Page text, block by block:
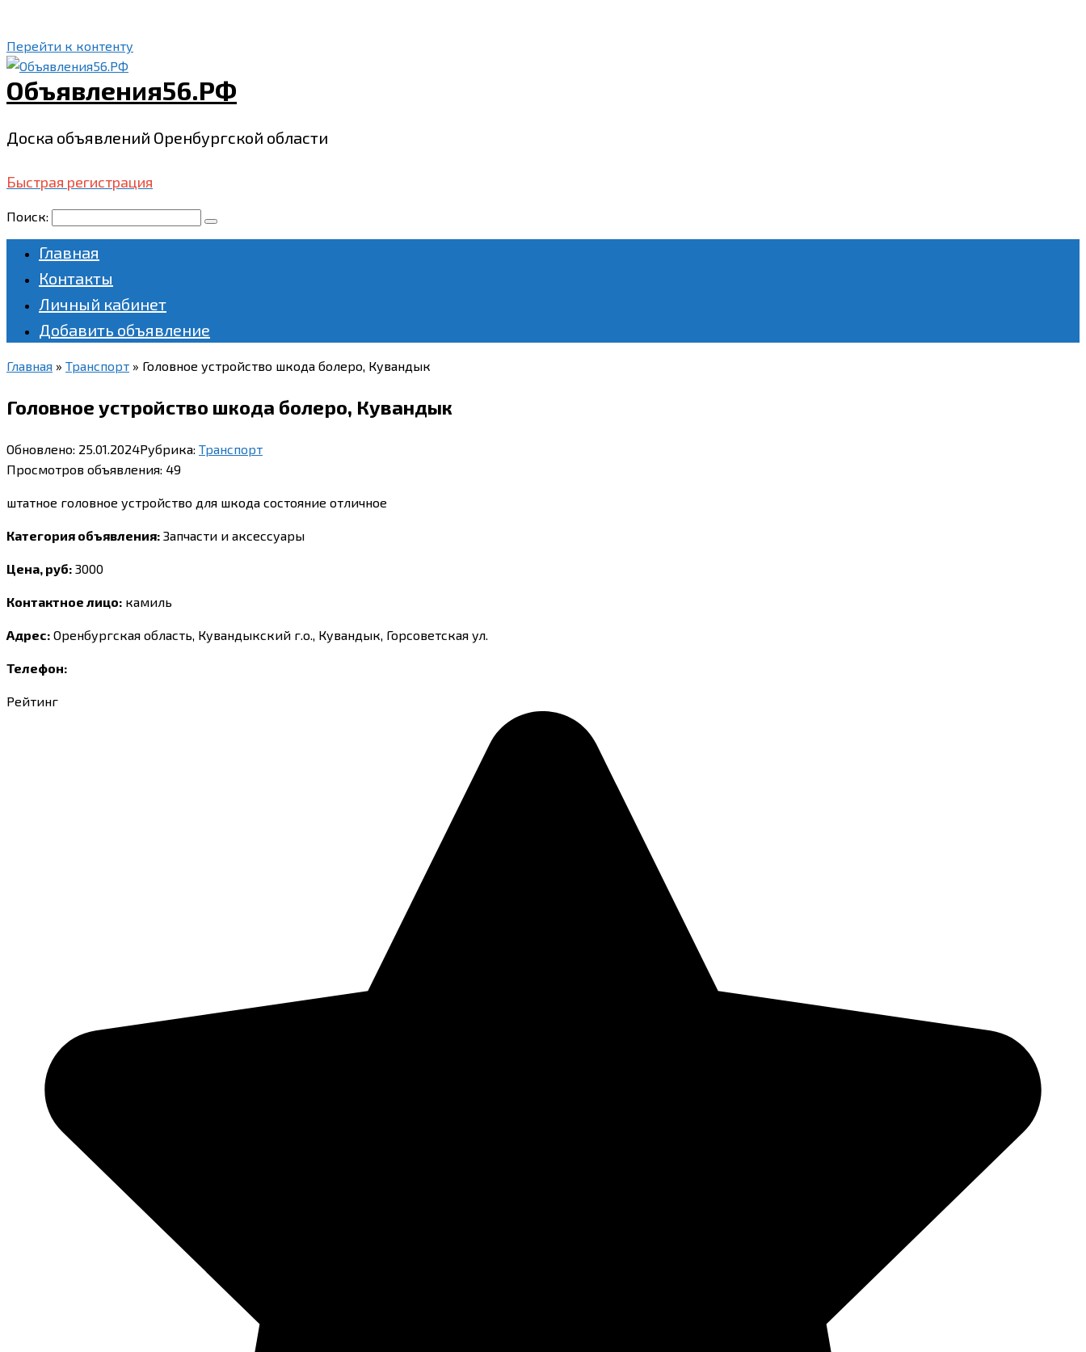
Перейти к контенту
Объявления56.РФ
Доска объявлений Оренбургской области
Быстрая регистрация
Поиск:
Главная
Контакты
Личный кабинет
Добавить объявление
Главная » Транспорт » Головное устройство шкода болеро, Кувандык
Головное устройство шкода болеро, Кувандык
Обновлено: 25.01.2024Рубрика: Транспорт
Просмотров объявления: 49
штатное головное устройство для шкода состояние отличное
Категория объявления: Запчасти и аксессуары
Цена, руб: 3000
Контактное лицо: камиль
Адрес: Оренбургская область, Кувандыкский г.о., Кувандык, Горсоветская ул.
Телефон:
Рейтинг